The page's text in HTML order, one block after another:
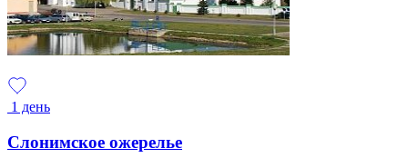
1 день
Слонимское ожерелье